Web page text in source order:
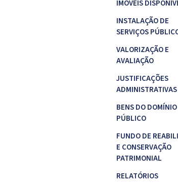
IMÓVEIS
INSTALAÇÃO DE
SERVIÇOS
VALORIZAÇÃO E
AVALIAÇÃO
JUSTIFICAÇÕES
ADMINISTRATIVAS
BENS DO DOMÍNIO
PÚBLICO
FUNDO DE
E CONSERVAÇÃO
PATRIMONIAL
RELATÓRIOS